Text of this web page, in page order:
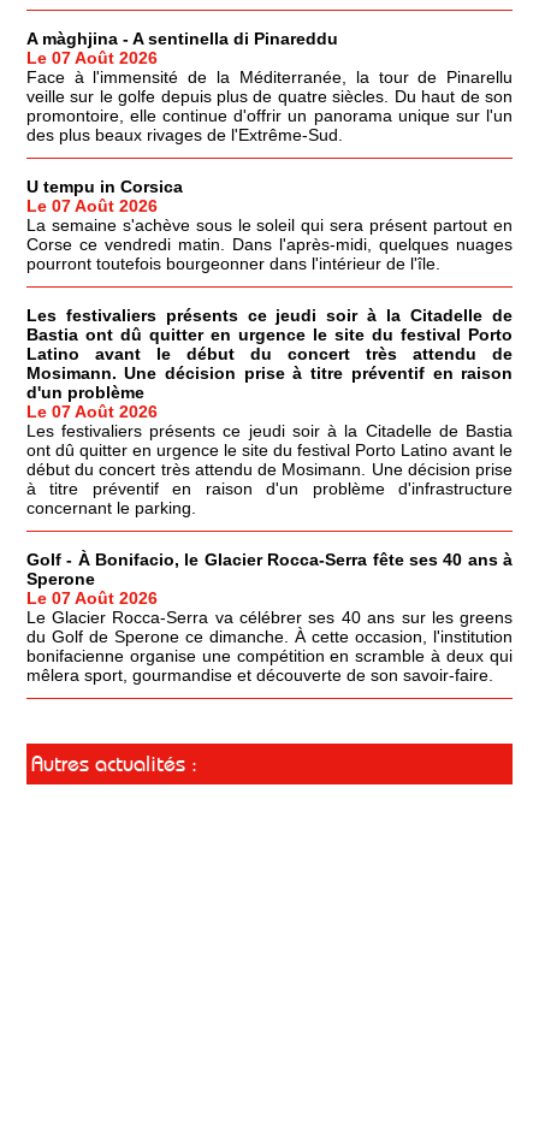
A màghjina - A sentinella di Pinareddu
Le 07 Août 2026
Face à l'immensité de la Méditerranée, la tour de Pinarellu
veille sur le golfe depuis plus de quatre siècles. Du haut de son
promontoire, elle continue d'offrir un panorama unique sur l'un
des plus beaux rivages de l'Extrême-Sud.
U tempu in Corsica
Le 07 Août 2026
La semaine s'achève sous le soleil qui sera présent partout en
Corse ce vendredi matin. Dans l'après-midi, quelques nuages
pourront toutefois bourgeonner dans l'intérieur de l'île.
Les festivaliers présents ce jeudi soir à la Citadelle de
Bastia ont dû quitter en urgence le site du festival Porto
Latino avant le début du concert très attendu de
Mosimann. Une décision prise à titre préventif en raison
d'un problème
Le 07 Août 2026
Les festivaliers présents ce jeudi soir à la Citadelle de Bastia
ont dû quitter en urgence le site du festival Porto Latino avant le
début du concert très attendu de Mosimann. Une décision prise
à titre préventif en raison d'un problème d'infrastructure
concernant le parking.
Golf - À Bonifacio, le Glacier Rocca-Serra fête ses 40 ans à
Sperone
Le 07 Août 2026
Le Glacier Rocca-Serra va célébrer ses 40 ans sur les greens
du Golf de Sperone ce dimanche. À cette occasion, l'institution
bonifacienne organise une compétition en scramble à deux qui
mêlera sport, gourmandise et découverte de son savoir-faire.
Autres actualités :